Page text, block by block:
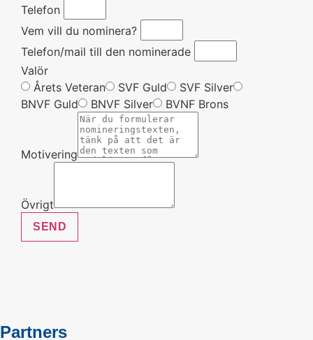
Telefon
Vem vill du nominera?
Telefon/mail till den nominerade
Valör
Årets Veteran
SVF Guld
SVF Silver
BNVF Guld
BNVF Silver BVNF Brons
Motivering
Övrigt
SEND
Partners